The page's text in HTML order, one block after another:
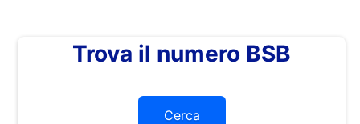
Trova il numero BSB
Cerca